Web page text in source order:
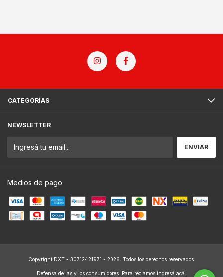
CATEGORÍAS
NEWSLETTER
Medios de pago
Copyright DXT - 30712421971 - 2026. Todos los derechos reservados.
Defensa de las y los consumidores. Para reclamos ingresá acá.